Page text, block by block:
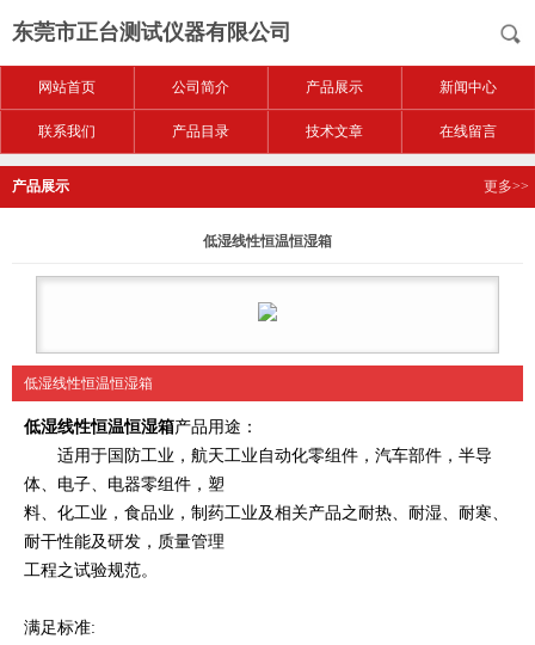
东莞市正台测试仪器有限公司
网站首页 公司简介 产品展示 新闻中心
联系我们 产品目录 技术文章 在线留言
产品展示 更多>>
低湿线性恒温恒湿箱
低湿线性恒温恒湿箱
低湿线性恒温恒湿箱产品用途：
适用于国防工业，航天工业自动化零组件，汽车部件，半导
体、电子、电器零组件，塑
料、化工业，食品业，制药工业及相关产品之耐热、耐湿、耐寒、
耐干性能及研发，质量管理
工程之试验规范。
满足标准: